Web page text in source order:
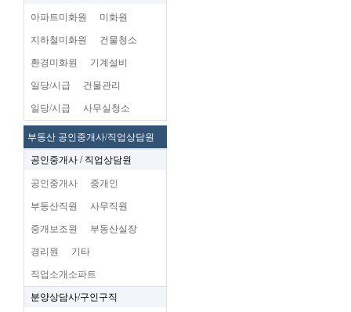
아파트미화원 미화원
지하철미화원 건물청소
환경미화원 기계설비
일당/시급 건물관리
일당/시급 사무실청소
부동산 공인중개사/직업상담원
공인중개사 / 직업상담원
공인중개사 중개인
부동산직원 사무직원
중개보조원 부동산실장
경리원 기타
직업소개소파트
분양상담사/구인구직